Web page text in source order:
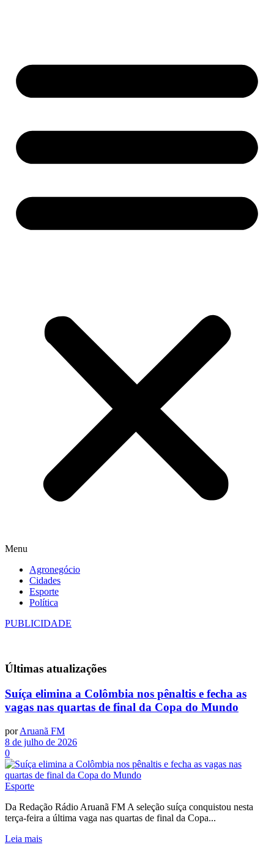
Menu
Agronegócio
Cidades
Esporte
Política
PUBLICIDADE
Últimas atualizações
Suíça elimina a Colômbia nos pênaltis e fecha as
vagas nas quartas de final da Copa do Mundo
por Aruanã FM
8 de julho de 2026
0
Esporte
Da Redação Rádio Aruanã FM A seleção suíça conquistou nesta
terça-feira a última vaga nas quartas de final da Copa...
Leia mais